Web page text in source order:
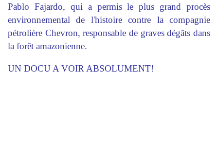
Pablo Fajardo, qui a permis le plus grand procès
environnemental de l'histoire contre la compagnie
pétrolière Chevron, responsable de graves dégâts dans
la forêt amazonienne.
UN DOCU A VOIR ABSOLUMENT!